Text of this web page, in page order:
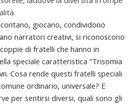
giocano, condividono
narratori creativi, si riconoscono
di fratelli che hanno in
speciale caratteristica “Trisomia
Cosa rende questi fratelli speciali
ordinario, universale? E
per sentirsi diversi, quali sono gli